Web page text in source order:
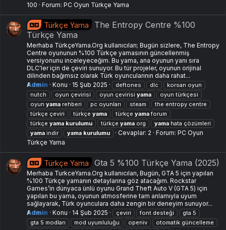
100
Forum: PC Oyun Türkçe Yama
Türkçe Yama
The Entropy Centre %100
Türkçe Yama
Merhaba TürkçeYama.Org kullanıcıları; Bugün sizlere, The Entropy
Centre oyununun %100 Türkçe yamasının güncellenmiş
versiyonunu inceleyeceğim. Bu yama, ana oyunun yanı sıra
DLC'ler için de çeviri sunuyor. Bu tür projeler, oyunun orijinal
dilinden bağımsız olarak Türk oyuncularının daha rahat...
Admin
Konu 15 Şub 2025 deftones dlc
korsan oyun
nutch
oyun çevirisi oyun çevirisi yama
oyun türkçesi
oyun yama rehberi pc oyunları steam
the entropy centre
türkçe çeviri
türkçe yama türkçe yamaforum
türkçe yama kurulumu türkçe yama org yama hata çözümleri
yama i̇ndir yama kurulumu Cevaplar: 2 Forum: PC Oyun
Türkçe Yama
Türkçe Yama Gta 5 %100 Türkçe Yama (2025)
Merhaba TurkceYama.Org kullanıcıları, Bugün, GTA 5 için yapılan
%100 Türkçe yamanın detaylarına göz atacağım. Rockstar
Games’in dünyaca ünlü oyunu Grand Theft Auto V (GTA 5) için
yapılan bu yama, oyunun atmosferine tam anlamıyla uyum
sağlayarak, Türk oyunculara daha zengin bir deneyim sunuyor...
Admin
Konu 14 Şub 2025 çeviri font desteği
gta 5
gta 5 modları
mod uyumluluğu openiv
otomatik güncelleme